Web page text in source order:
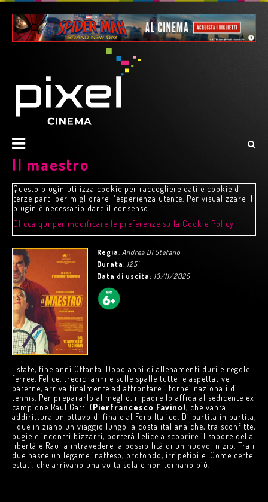
Il maestro
Questo plugin utilizza cookie per raccogliere dati e cookie di
terze parti per migliorare l'esperienza utente. Per visualizzare il
plugin è necessario dare il consenso.
Clicca qui per modificare le preferenze sulla Cookie Policy
Regia: Andrea Di Stefano
Durata: 125'
Data di uscita: 13/11/2025
Estate, fine anni Ottanta. Dopo anni di allenamenti duri e regole
ferree, Felice, tredici anni e sulle spalle tutte le aspettative
paterne, arriva finalmente ad affrontare i tornei nazionali di
tennis. Per prepararlo al meglio, il padre lo affida al sedicente ex
campione Raul Gatti (Pierfrancesco Favino), che vanta
addirittura un ottavo di finale al Foro Italico. Di partita in partita,
i due iniziano un viaggio lungo la costa italiana che, tra sconfitte,
bugie e incontri bizzarri, porterà Felice a scoprire il sapore della
libertà e Raul a intravedere la possibilità di un nuovo inizio. Tra i
due nasce un legame inatteso, profondo, irripetibile. Come certe
estati, che arrivano una volta sola e non tornano più.